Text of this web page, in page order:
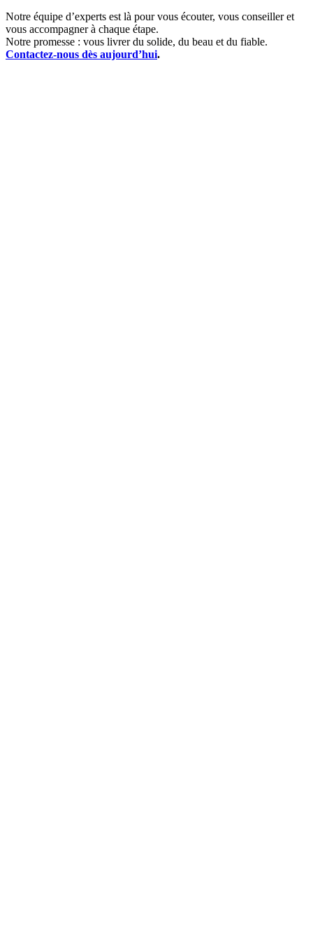
Notre équipe d’experts est là pour vous écouter, vous conseiller et
vous accompagner à chaque étape.
Notre promesse : vous livrer du solide, du beau et du fiable.
Contactez-nous dès aujourd’hui.